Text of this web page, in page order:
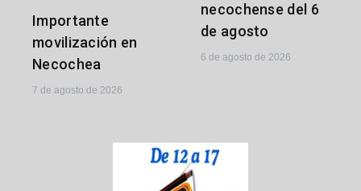
Importante
movilización en
Necochea
7 de agosto de 2026
necochense del 6
de agosto
6 de agosto de 2026